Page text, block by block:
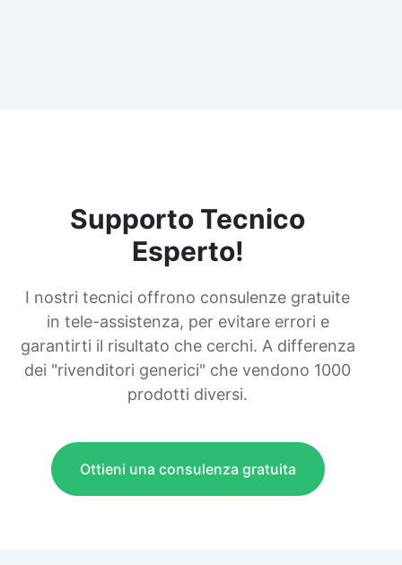
Supporto Tecnico
Esperto!
I nostri tecnici offrono consulenze gratuite
in tele-assistenza, per evitare errori e
garantirti il risultato che cerchi. A differenza
dei "rivenditori generici" che vendono 1000
prodotti diversi.
Ottieni una consulenza gratuita